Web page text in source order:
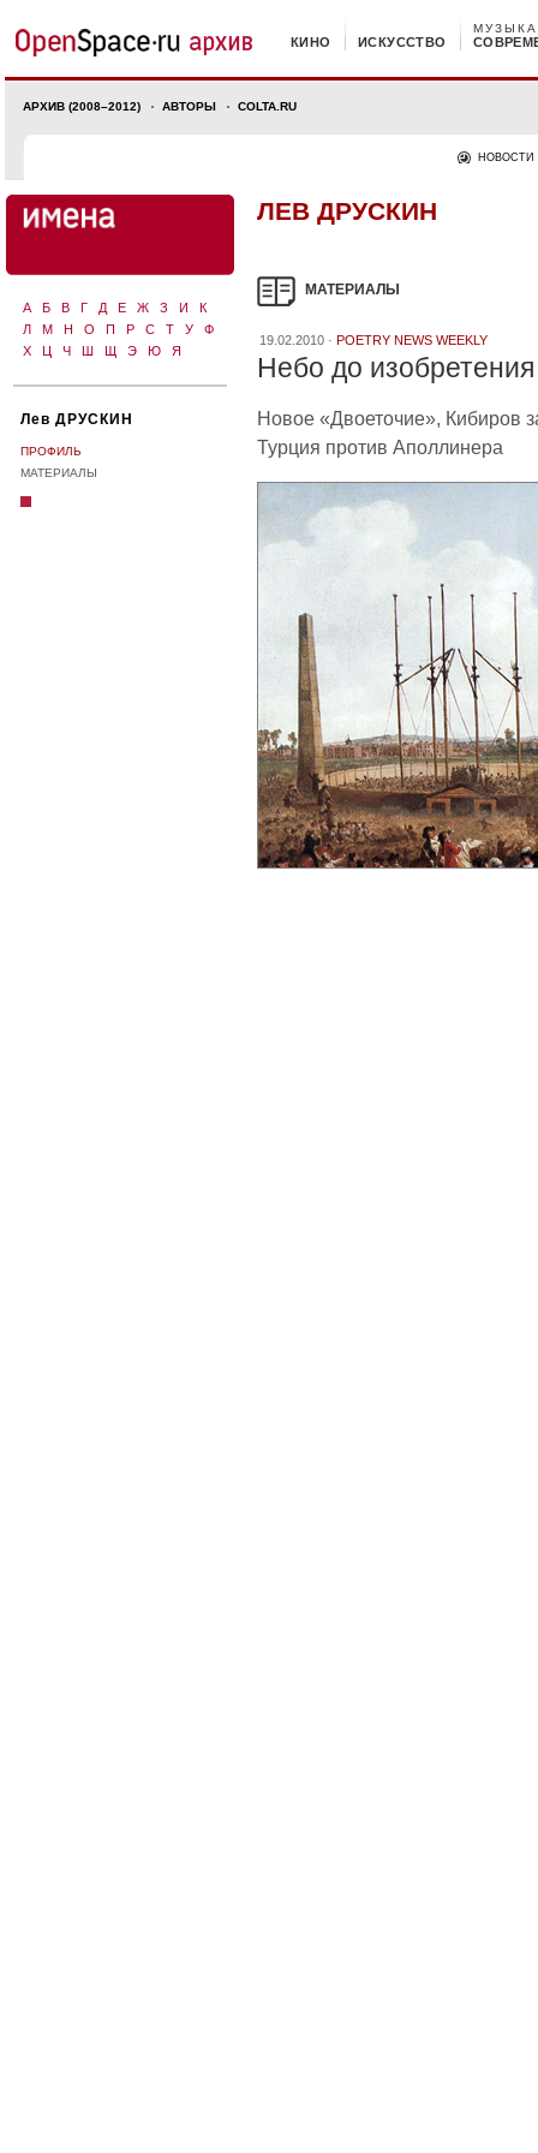
КИНО ИСКУССТВО
МУЗЫКА
АРХИВ (2008–2012) АВТОРЫ COLTA.RU
НОВОСТИ
А Б В Г Д Е Ж З И
К
Л
М Н О П Р С Т У
Ф
Х
Ц Ч Ш Щ Э Ю Я
Лев ДРУСКИН
ПРОФИЛЬ
МАТЕРИАЛЫ
ЛЕВ ДРУСКИН
МАТЕРИАЛЫ
19.02.2010 · POETRY NEWS WEEKLY
Небо до
Новое «Двоеточие», Кибиров
Турция против Аполлинера